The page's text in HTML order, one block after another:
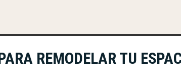
REMODELAR TU